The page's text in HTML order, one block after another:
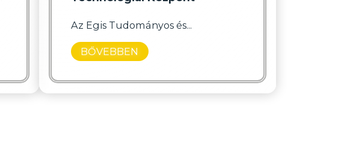
Az Egis Tudományos és...
BŐVEBBEN